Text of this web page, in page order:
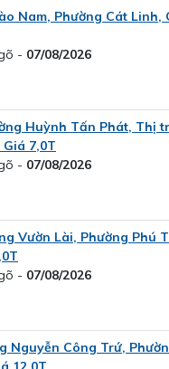
Nam, Phường Cát
- 07/08/2026
Huỳnh Tấn Phát, Thị
7,0T
- 07/08/2026
Vườn Lài, Phường Phú
- 07/08/2026
Nguyễn Công Trứ,